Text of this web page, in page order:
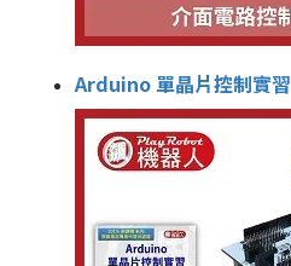
Arduino 單晶片控制實習